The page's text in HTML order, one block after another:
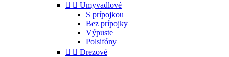
  Umyvadlové
S prípojkou
Bez prípojky
Výpuste
Polsifóny
  Drezové